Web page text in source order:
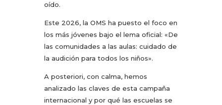
oído.
Este 2026, la OMS ha puesto el foco en
los más jóvenes bajo el lema oficial: «De
las comunidades a las aulas: cuidado de
la audición para todos los niños».
A posteriori, con calma, hemos
analizado las claves de esta campaña
internacional y por qué las escuelas se